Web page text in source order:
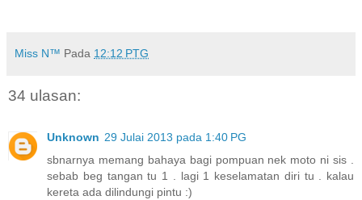
Miss N™ Pada 12:12 PTG
34 ulasan:
Unknown 29 Julai 2013 pada 1:40 PG
sbnarnya memang bahaya bagi pompuan nek moto ni sis .
sebab beg tangan tu 1 . lagi 1 keselamatan diri tu . kalau
kereta ada dilindungi pintu :)